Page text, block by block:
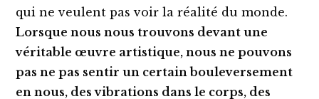
qui ne veulent pas voir la réalité du monde.
Lorsque nous nous trouvons devant une
véritable œuvre artistique, nous ne pouvons
pas ne pas sentir un certain bouleversement
en nous, des vibrations dans le corps, des